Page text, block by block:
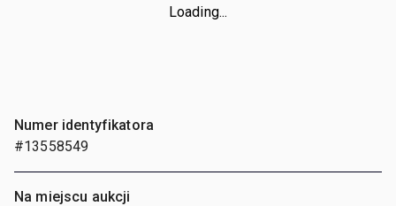
Loading...
Numer identyfikatora
#13558549
Na miejscu aukcji